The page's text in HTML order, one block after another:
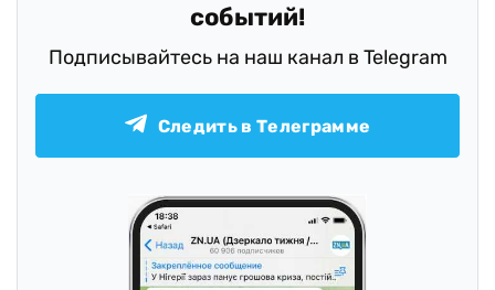
событий!
Подписывайтесь на наш канал в Telegram
Следить в Телеграмме